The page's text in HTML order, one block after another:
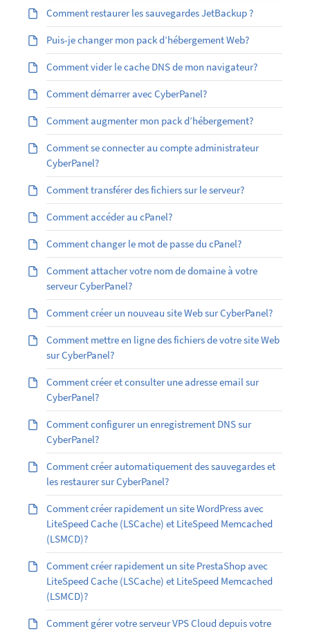
Comment restaurer les sauvegardes JetBackup ?
Puis-je changer mon pack d’hébergement Web?
Comment vider le cache DNS de mon navigateur?
Comment démarrer avec CyberPanel?
Comment augmenter mon pack d’hébergement?
Comment se connecter au compte administrateur
CyberPanel?
Comment transférer des fichiers sur le serveur?
Comment accéder au cPanel?
Comment changer le mot de passe du cPanel?
Comment attacher votre nom de domaine à votre
serveur CyberPanel?
Comment créer un nouveau site Web sur CyberPanel?
Comment mettre en ligne des fichiers de votre site Web
sur CyberPanel?
Comment créer et consulter une adresse email sur
CyberPanel?
Comment configurer un enregistrement DNS sur
CyberPanel?
Comment créer automatiquement des sauvegardes et
les restaurer sur CyberPanel?
Comment créer rapidement un site WordPress avec
LiteSpeed Cache (LSCache) et LiteSpeed Memcached
(LSMCD)?
Comment créer rapidement un site PrestaShop avec
LiteSpeed Cache (LSCache) et LiteSpeed Memcached
(LSMCD)?
Comment gérer votre serveur VPS Cloud depuis votre